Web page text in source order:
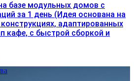
базе модульных домов с
за 1 день (Идея основана на
адаптированных
кафе, с быстрой сборкой и